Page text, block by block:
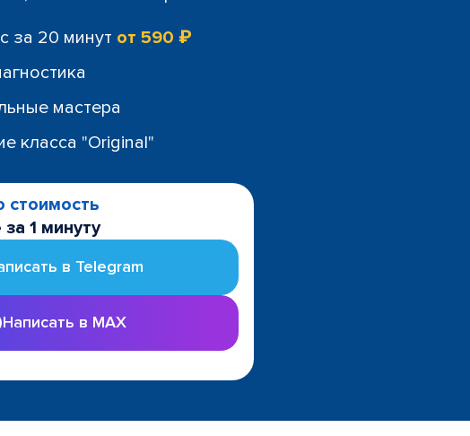
за 20 минут от 590 ₽
мастера
класса "Original"
стоимость
1 минуту
в Telegram
Написать в MAX